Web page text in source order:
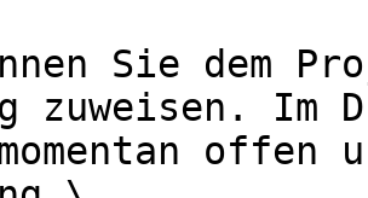
Sie dem
zuweisen. Im
offen